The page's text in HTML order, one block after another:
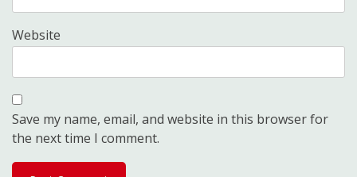
Website
Save my name, email, and website in this browser for
the next time I comment.